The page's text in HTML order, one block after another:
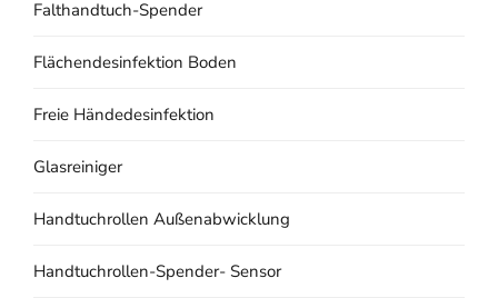
Falthandtuch-Spender
Flächendesinfektion Boden
Freie Händedesinfektion
Glasreiniger
Handtuchrollen Außenabwicklung
Handtuchrollen-Spender- Sensor